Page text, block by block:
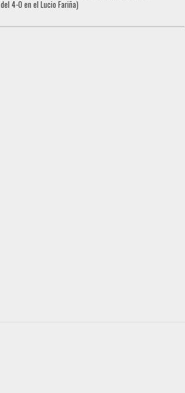
del 4-0 en el Lucio Fariña)